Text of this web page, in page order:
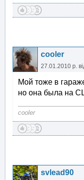
cooler
27.01.2010 р.
Мой тоже в
но она была на
cooler
svlead90